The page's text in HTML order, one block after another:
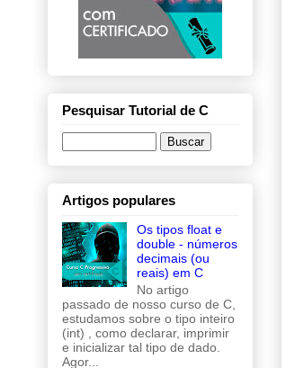
Pesquisar Tutorial de C
Artigos populares
Os tipos float e
double - números
decimais (ou
reais) em C
No artigo
passado de nosso curso de C,
estudamos sobre o tipo inteiro
(int) , como declarar, imprimir
e inicializar tal tipo de dado.
Agor...